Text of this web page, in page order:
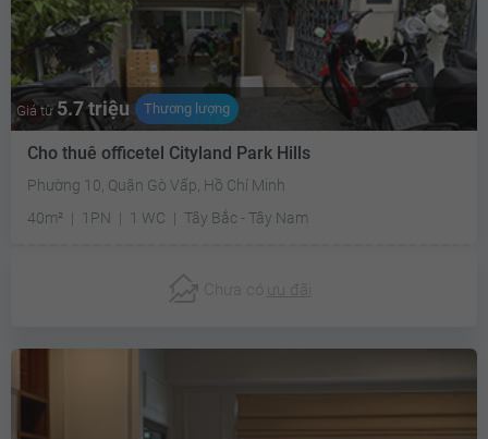
Giá từ 5.7 triệu Thương lượng
Cho thuê officetel Cityland Park Hills
Phường 10, Quận Gò Vấp, Hồ Chí Minh
40m²
1PN 1 WC Tây Bắc - Tây Nam
Chưa có ưu đãi